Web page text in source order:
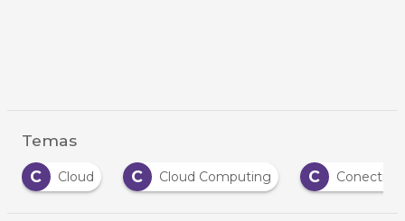
Temas
C
Cloud C Cloud Computing C